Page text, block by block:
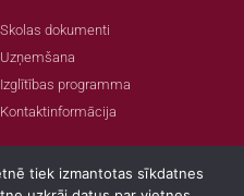
Skolas dokumenti
Uzņemšana
Izglītības programma
Kontaktinformācija
tiek izmantotas sīkdatnes